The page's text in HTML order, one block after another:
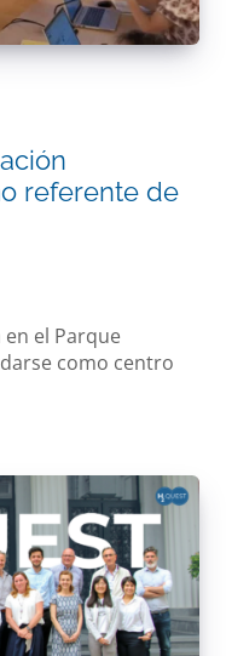
referente de
el Parque
como centro